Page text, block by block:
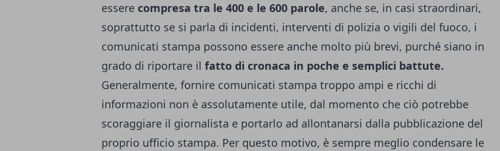
essere compresa tra le 400 e le 600 parole, anche se, in casi straordinari,
soprattutto se si parla di incidenti, interventi di polizia o vigili del fuoco, i
comunicati stampa possono essere anche molto più brevi, purché siano in
grado di riportare il fatto di cronaca in poche e semplici battute.
Generalmente, fornire comunicati stampa troppo ampi e ricchi di
informazioni non è assolutamente utile, dal momento che ciò potrebbe
scoraggiare il giornalista e portarlo ad allontanarsi dalla pubblicazione del
proprio ufficio stampa. Per questo motivo, è sempre meglio condensare le